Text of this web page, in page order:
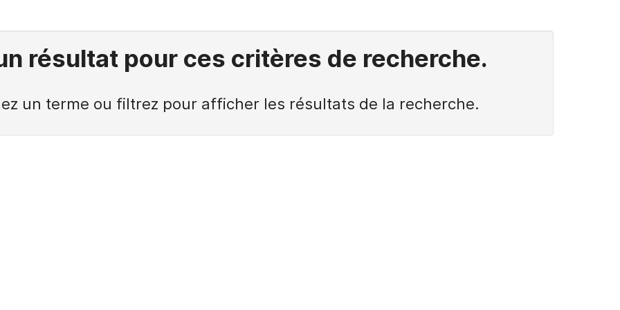
résultat pour ces critères de recherche.
un terme ou filtrez pour afficher les résultats de la recherche.